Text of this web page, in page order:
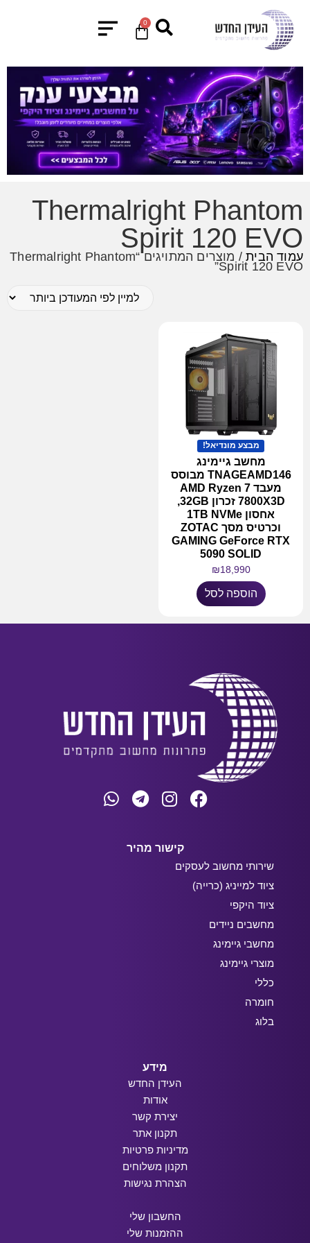
0
Thermalright Phantom
Spirit 120 EVO
עמוד הבית / מוצרים המתויגים “Thermalright Phantom
Spirit 120 EVO”
מבצע מונדיאל!
מחשב גיימינג
TNAGEAMD146 מבוסס
מעבד AMD Ryzen 7
7800X3D זכרון 32GB,
אחסון 1TB NVMe
וכרטיס מסך ZOTAC
GAMING GeForce RTX
5090 SOLID
₪18,990
הוספה לסל
קישור מהיר
שירותי מחשוב לעסקים
ציוד למייניג (כרייה)
ציוד היקפי
מחשבים ניידים
מחשבי גיימינג
מוצרי גיימינג
כללי
חומרה
בלוג
מידע
העידן החדש
אודות
יצירת קשר
תקנון אתר
מדיניות פרטיות
תקנון משלוחים
הצהרת נגישות
החשבון שלי
ההזמנות שלי